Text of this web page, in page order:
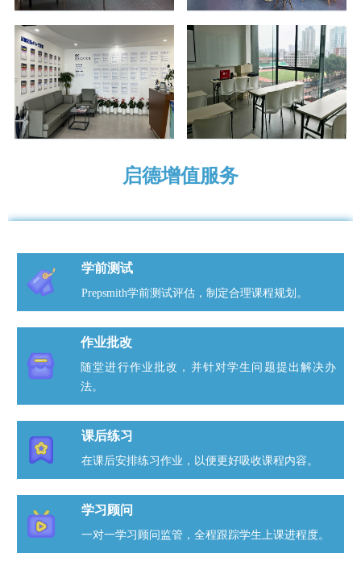
启德增值服务
学前测试
Prepsmith学前测试评估，制定合理课程规划。
作业批改
随堂进行作业批改，并针对学生问题提出解决办
法。
课后练习
在课后安排练习作业，以便更好吸收课程内容。
学习顾问
一对一学习顾问监管，全程跟踪学生上课进程度。